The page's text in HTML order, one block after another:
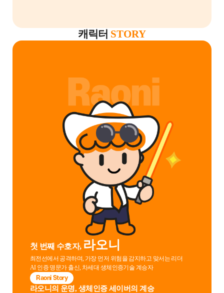
캐릭터 STORY
첫 번째 수호자, 라오니
최전선에서 공격하며, 가장 먼저 위험을 감지하고 맞서는 리더
AI 인증 명문가 출신, 차세대 생체인증기술 계승자
Raoni Story
라오니의 운명, 생체인증 세이버의 계승